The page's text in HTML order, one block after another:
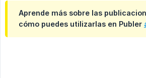
Aprende más sobre las
cómo puedes utilizarlas en Publer